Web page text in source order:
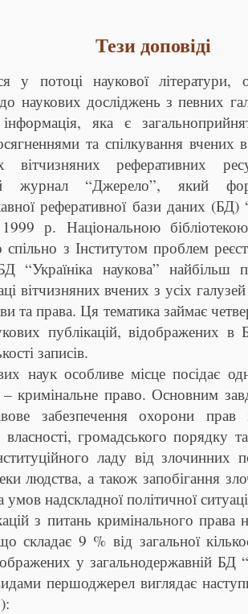
Тези доповіді
у потоці наукової літератури,
наукових досліджень з певних
інформація, яка є
та спілкування вчених
вітчизняних реферативних
журнал “Джерело”, який
реферативної бази даних (БД)
р. Національною
спільно з Інститутом проблем
“Україніка наукова” найбільш
вітчизняних вчених з усіх
та права. Ця тематика займає
публікацій, відображених
записів.
наук особливе місце посідає
– кримінальне право. Основним
забезпечення охорони
громадського порядку
ладу від злочинних
людства, а також запобігання
умов надскладної політичної
з питань кримінального права
складає 9 % від загальної
у загальнодержавній БД
першоджерел виглядає